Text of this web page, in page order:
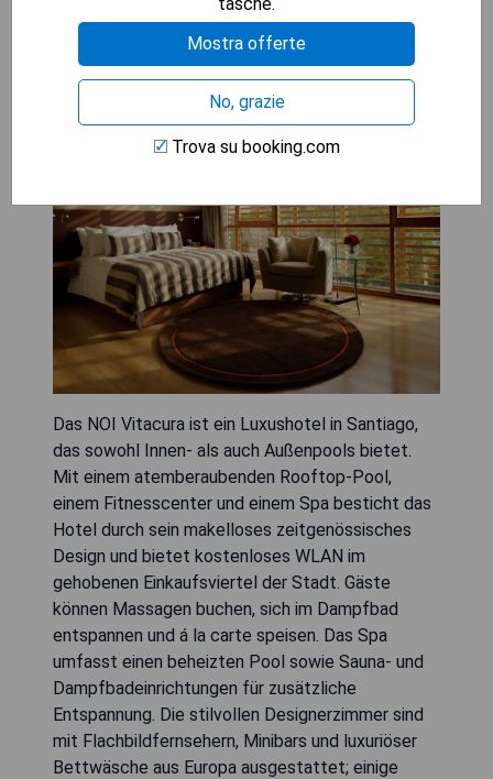
NOI Vitacura
Das NOI Vitacura ist ein Luxushotel in Santiago,
das sowohl Innen- als auch Außenpools bietet.
Mit einem atemberaubenden Rooftop-Pool,
einem Fitnesscenter und einem Spa besticht das
Hotel durch sein makelloses zeitgenössisches
Design und bietet kostenloses WLAN im
gehobenen Einkaufsviertel der Stadt. Gäste
können Massagen buchen, sich im Dampfbad
entspannen und á la carte speisen. Das Spa
umfasst einen beheizten Pool sowie Sauna- und
Dampfbadeinrichtungen für zusätzliche
Entspannung. Die stilvollen Designerzimmer sind
mit Flachbildfernsehern, Minibars und luxuriöser
Bettwäsche aus Europa ausgestattet; einige
Mostra offerte
No, grazie
Trova su booking.com